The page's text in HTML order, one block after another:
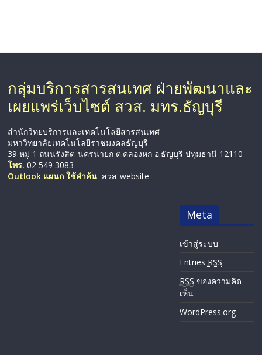
กลุ่มบริการสารสนเทศ ฝ่ายพัฒนาและ
เผยแพร่เว็บไซต์ สวส. มทร.ธัญบุรี
สำนักวิทยบริการและเทคโนโลยีสารสนเทศ
มหาวิทยาลัยเทคโนโลยีราชมงคลธัญบุรี
39 หมู่ 1 ถนนรังสิต-นครนายก ต.คลองหก อ.ธัญบุรี ปทุมธานี 12110
โทร. 02 549 3083
Outlook แผนก ใช้คำค้น สวส-website
Meta
เข้าสู่ระบบ
Entries RSS
RSS ของความคิด
เห็น
WordPress.org